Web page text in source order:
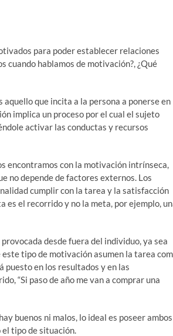
para poder establecer relaciones
cuando hablamos de motivación?, ¿Qué
que incita a la persona a ponerse en
implica un proceso por el cual el sujeto
activar las conductas y recursos
encontramos con la motivación intrínseca,
no depende de factores externos. Los
cumplir con la tarea y la satisfacción
el recorrido y no la meta, por ejemplo,
desde fuera del individuo, ya sea
tipo de motivación asumen la tarea
en los resultados y en las
“Si paso de año me van a comprar una
buenos ni malos, lo ideal es poseer ambos
tipo de situación.